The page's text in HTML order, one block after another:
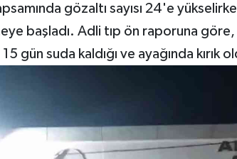
gözaltı sayısı 24'e
başladı. Adli tıp ön raporuna göre,
gün suda kaldığı ve ayağında kırık